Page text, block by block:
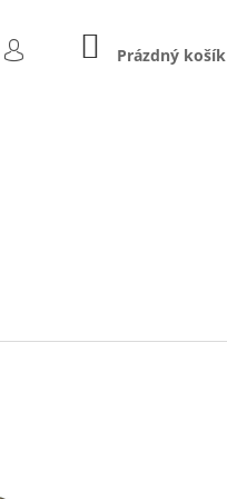
PŘIHLÁŠENÍ
NÁKUPNÍ
KOŠÍK
Prázdný košík